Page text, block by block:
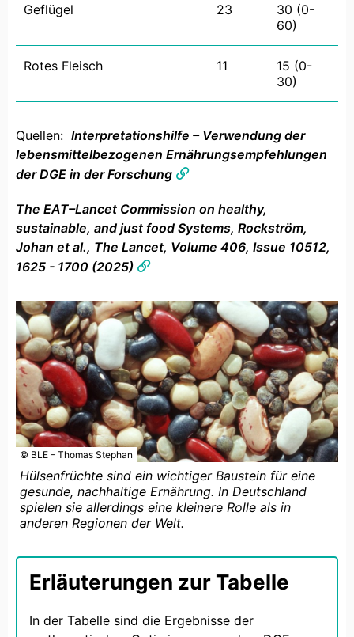
Geflügel 23
30 (0-
60)
Rotes Fleisch 11
15 (0-
30)
Quellen: Interpretationshilfe – Verwendung der
lebensmittelbezogenen Ernährungsempfehlungen
der DGE in der Forschung
The EAT–Lancet Commission on healthy,
sustainable, and just food Systems, Rockström,
Johan et al., The Lancet, Volume 406, Issue 10512,
1625 - 1700 (2025)
© BLE – Thomas Stephan
Hülsenfrüchte sind ein wichtiger Baustein für eine
gesunde, nachhaltige Ernährung. In Deutschland
spielen sie allerdings eine kleinere Rolle als in
anderen Regionen der Welt.
Erläuterungen zur Tabelle
In der Tabelle sind die Ergebnisse der